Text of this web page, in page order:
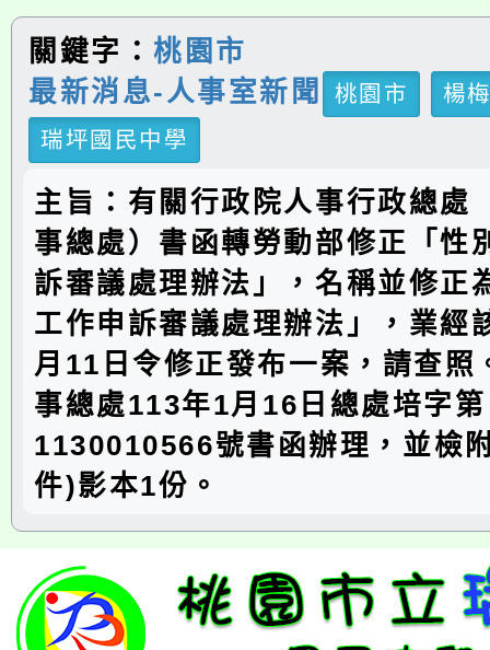
關鍵字：桃園市
最新消息-人事室新聞
桃園市
楊
瑞坪國民中學
主旨：有關行政院人事行政總處
事總處）書函轉勞動部修正「性
訴審議處理辦法」，名稱並修正
工作申訴審議處理辦法」，業經
月11日令修正發布一案，請查照
事總處113年1月16日總處培字第
1130010566號書函辦理，並檢
件)影本1份。